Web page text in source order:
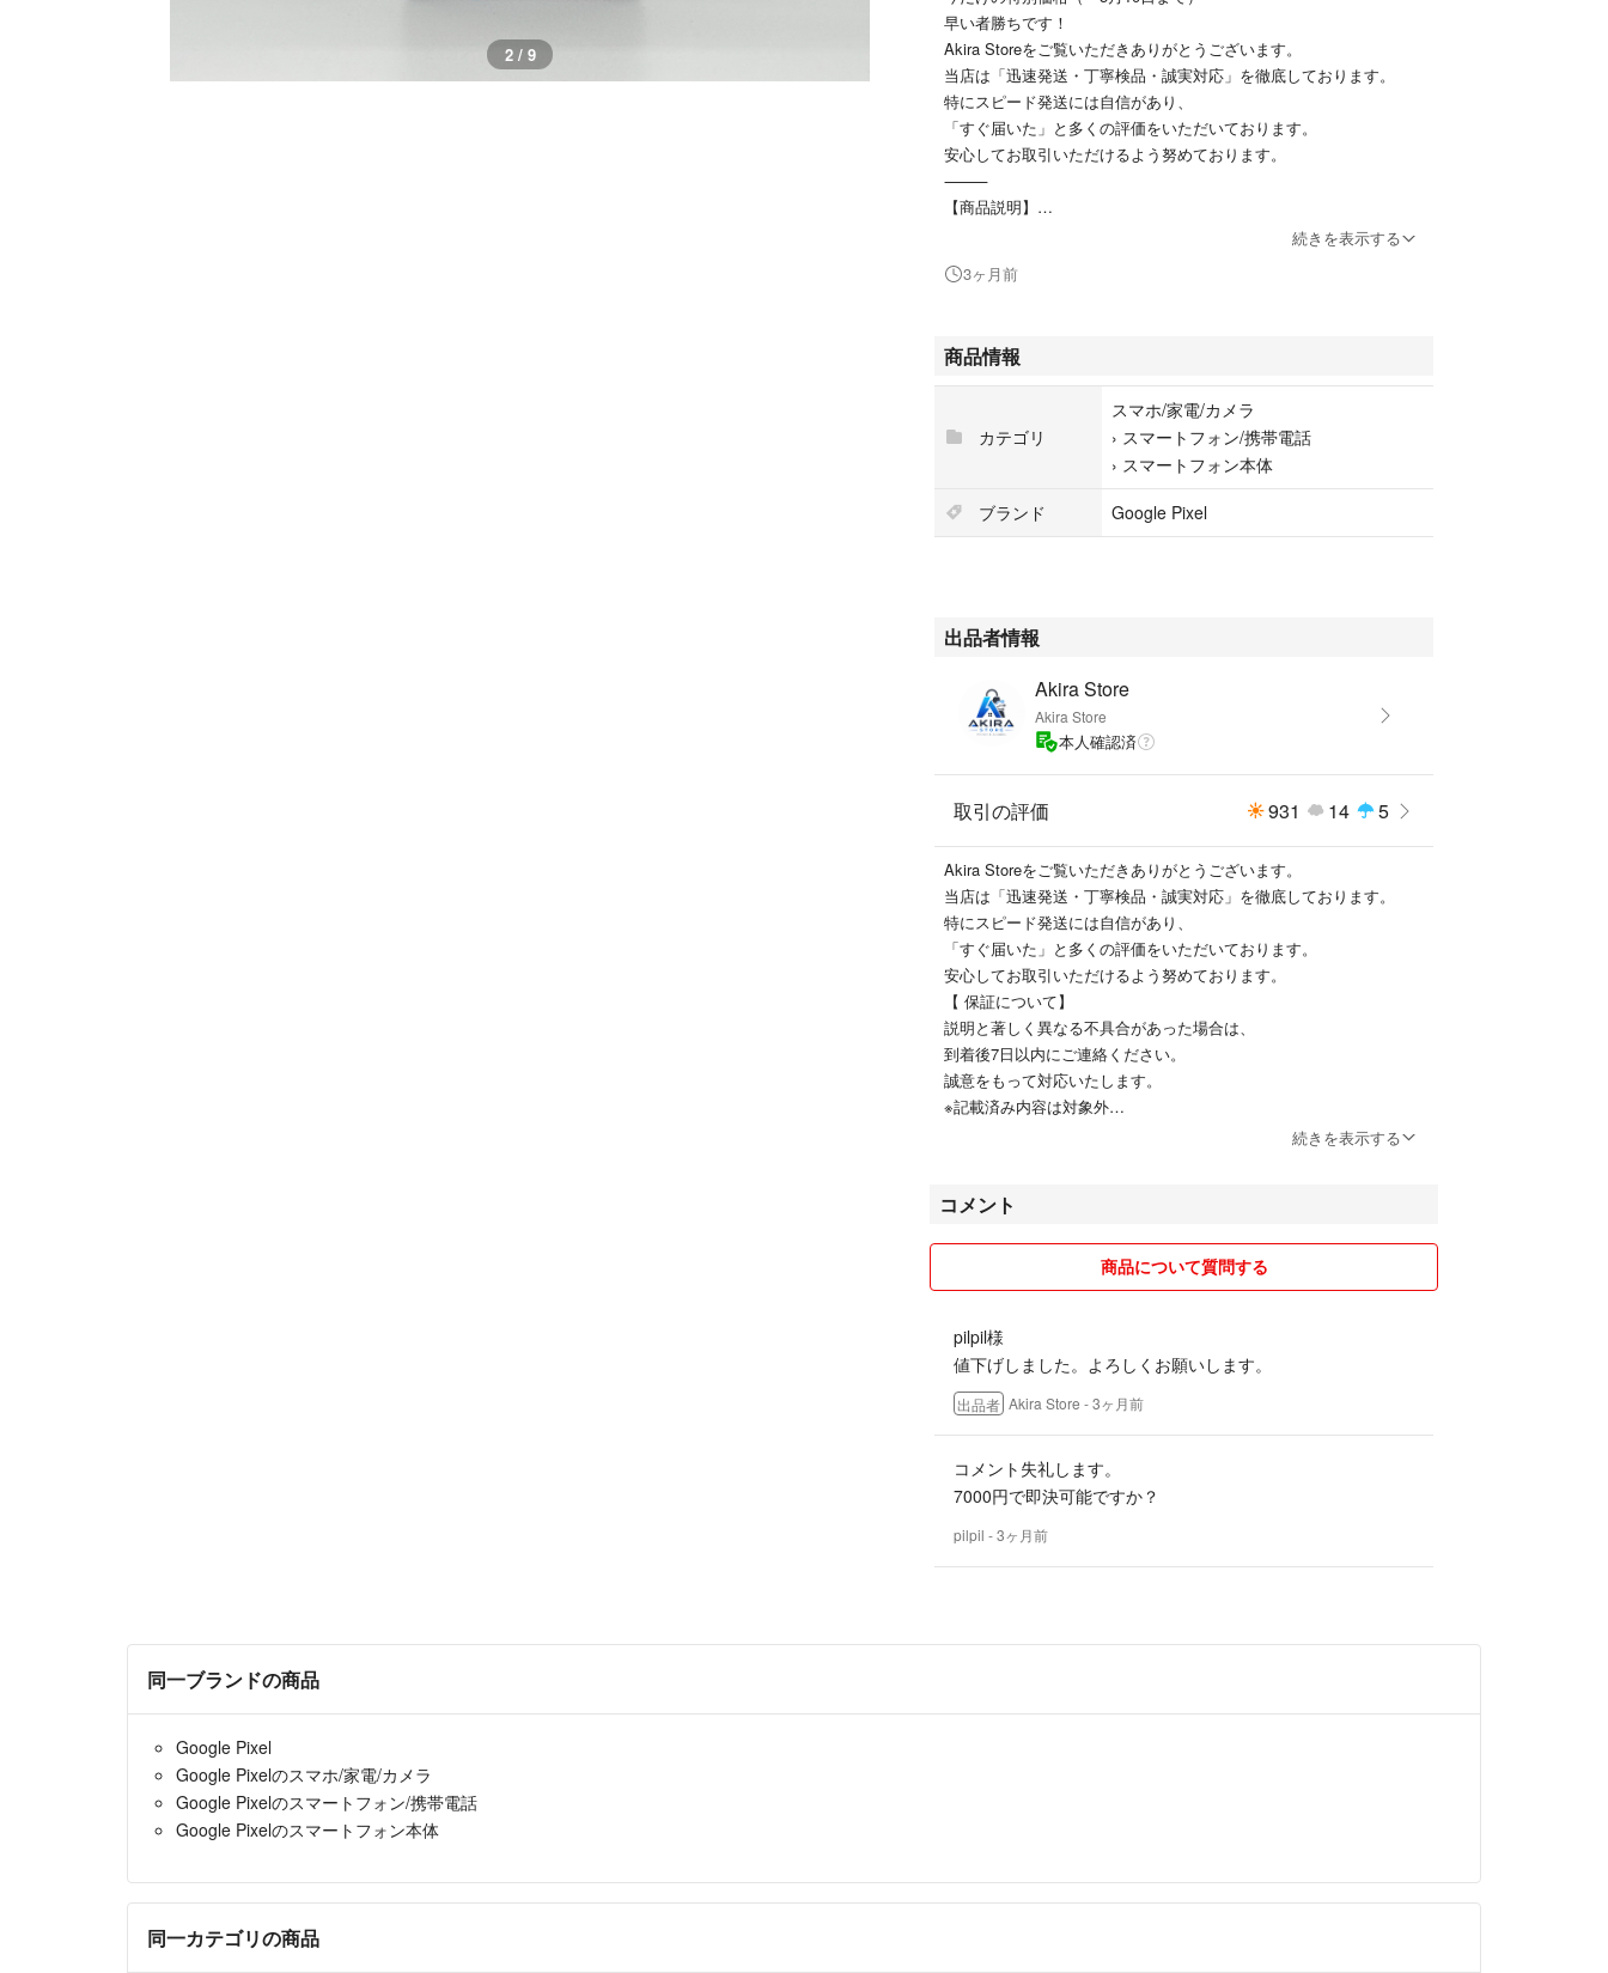
3 / 9
早い者勝ちです！
Akira Storeをご覧いただきありがとうございます。
当店は「迅速発送・丁寧検品・誠実対応」を徹底しております。
特にスピード発送には自信があり、
「すぐ届いた」と多くの評価をいただいております。
安心してお取引いただけるよう努めております。
⸻
【商品説明】
• 容量: 128GB
• OS: Android 14 (Android 15 beta 搭載)
• バッテリー状態: 良好 (92%)
⸻
• 全体: 状態は良くありません。
• 画面: 液晶画面に激しいひび割れがあります。詳細は写真をご確認く
アの動作は良好です。
• バッテリー: バッテリー持ちは安定しており、良好な状態です。
※中古品のため細かな使用感はご了承ください。
⸻
【④ 動作確認】
タッチ操作・Wi-Fi・通信・カメラ・スピーカー等
※不具合がある場合は必ず明記
【 付属品】
本体のみ
※充電器等は付属しません
⸻
【 保証について】
説明と著しく異なる不具合があった場合は、
到着後7日以内にご連絡ください。
誠意をもって対応いたします。
※記載済み内容は対象外
⸻
迅速に発送いたします。
#iPhone #iPad #MacBook
#sony #xperia #Arrows #lenovo #thinkpad #Dell #latitude #HP #dynabo
ok
#ノートパソコン #スマートフォン #中古
続きを表示する
3ヶ月前
商品情報
カテゴリ
スマホ/家電/カメラ
› スマートフォン/携帯電話
› スマートフォン本体
ブランド
Google Pixel
出品者情報
Akira Store
Akira Store
本人確認済
取引の評価 931 14 5
Akira Storeをご覧いただきありがとうございます。
当店は「迅速発送・丁寧検品・誠実対応」を徹底しております。
特にスピード発送には自信があり、
「すぐ届いた」と多くの評価をいただいております。
安心してお取引いただけるよう努めております。
【 保証について】
説明と著しく異なる不具合があった場合は、
到着後7日以内にご連絡ください。
誠意をもって対応いたします。
※記載済み内容は対象外
通常1〜2日でお届け予定（地域により異なる場合あり）丁寧に梱包し
迅速に発送いたします。
続きを表示する
コメント
商品について質問する
pilpil様
値下げしました。よろしくお願いします。
出品者 Akira Store - 3ヶ月前
コメント失礼します。
7000円で即決可能ですか？
pilpil - 3ヶ月前
同一ブランドの商品
Google Pixel
Google Pixelのスマホ/家電/カメラ
Google Pixelのスマートフォン/携帯電話
Google Pixelのスマートフォン本体
同一カテゴリの商品